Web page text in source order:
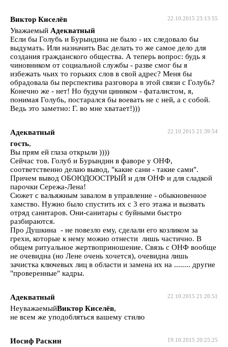
22.10.2015 23:13:55
Виктор Киселёв
Уважаемый Адекватный
Если бы Голубь и Бурындина не было - их следовало бы
выдумать. Или назначить Вас делать то же самое дело для
создания гражданского общества. А теперь вопрос: будь я
чиновником от социальной службы - разве смог бы я
избежать чьих то горьких слов в свой адрес? Меня бы
обрадовала бы перспектива разговора в этой связи с Голубь?
Конечно же - нет! Но будучи циником - фаталистом, я,
понимая Голубь, постарался бы воевать не с ней, а с собой.
Ведь это заметно: Г. во мне хватает!)))
22.10.2015 21:39:54
Адекватный
гость,
Вы прям ей глаза открыли ))))
Сейчас тов. Голуб и Бурындин в фаворе у ОНФ,
соответственно делаю вывод, "какие сани - такие сами".
Причем вывод ОБОЮДООСТРЫЙ и для ОНФ и для сладкой
парочки Сережа-Лена!
Сюжет с вальяжным завалом в управление - обыкновенное
хамство. Нужно было спустить их с 3 его этажа и вызвать
отряд санитаров. Они-санитары с буйными быстро
разбираются.
Про Душкина - не повезло ему, сделали его козликом за
грехи, которые к нему можно отнести лишь частично. В
общем ритуальное жертвоприношение. Связь с ОНФ вообще
не очевидна (но Лене очень хочется), очевидна лишь
зачистка ключевых лиц в области и замена их на ........ другие
"проверенные" кадры.
22.10.2015 21:20:51
Адекватный
НеуважаемыйВиктор Киселёв,
не всем же уподобляться вашему стилю
19.10.2015 20:25:25
Иосиф Раскин